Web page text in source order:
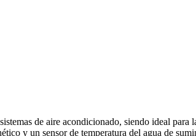
de aire acondicionado, siendo ideal para
y un sensor de temperatura del agua de